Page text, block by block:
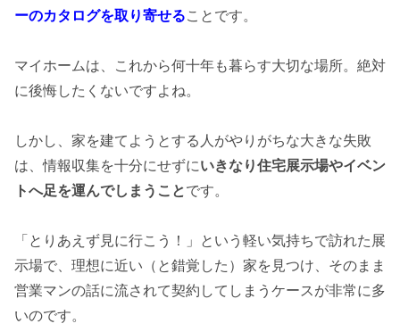
ーのカタログを取り寄せることです。
マイホームは、これから何十年も暮らす大切な場所。絶対
に後悔したくないですよね。
しかし、家を建てようとする人がやりがちな大きな失敗
は、情報収集を十分にせずにいきなり住宅展示場やイベン
トへ足を運んでしまうことです。
「とりあえず見に行こう！」という軽い気持ちで訪れた展
示場で、理想に近い（と錯覚した）家を見つけ、そのまま
営業マンの話に流されて契約してしまうケースが非常に多
いのです。